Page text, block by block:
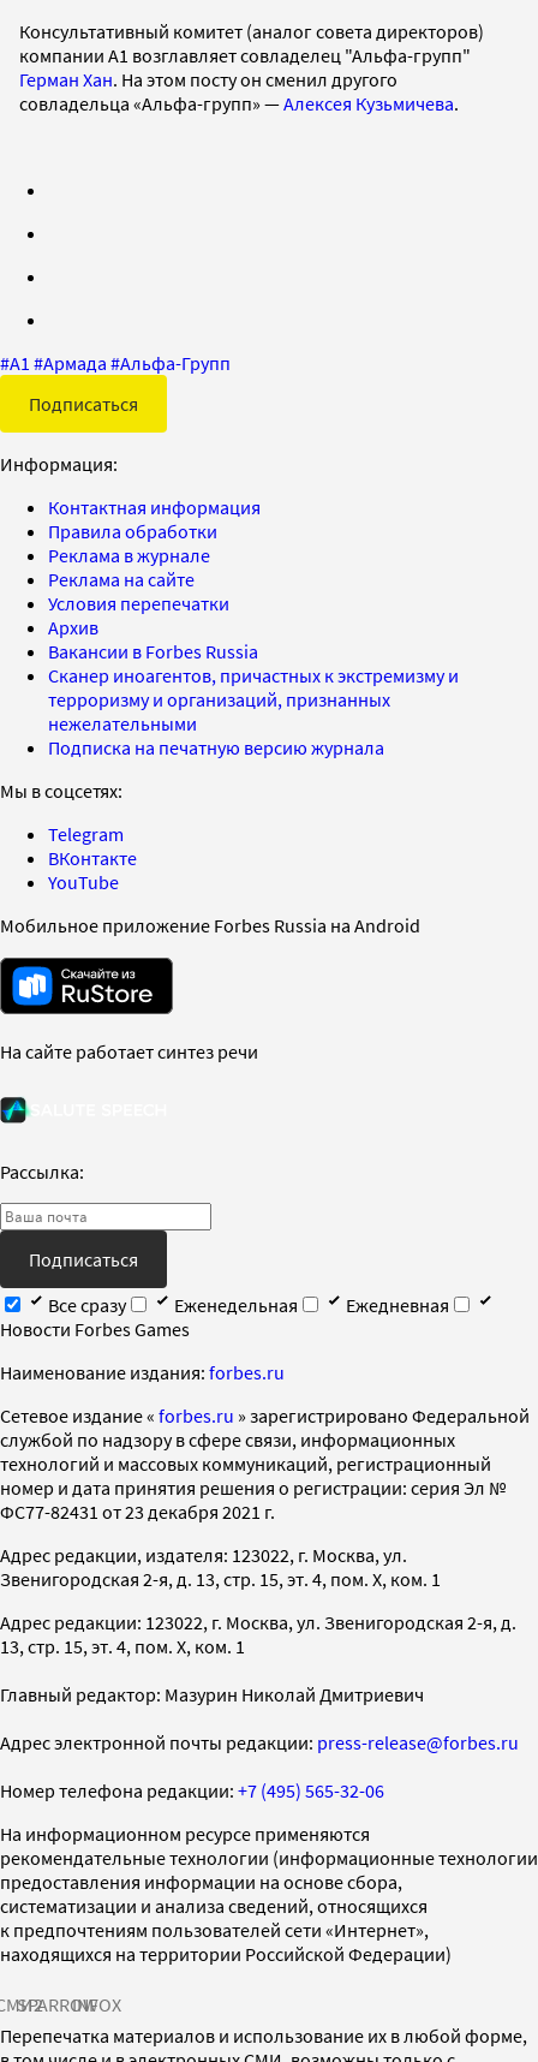
Консультативный комитет (аналог совета директоров)
компании А1 возглавляет совладелец "Альфа-групп"
Герман Хан. На этом посту он сменил другого
совладельца «Альфа-групп» —Алексея Кузьмичева.
#А1 #Армада #Альфа-Групп
Подписаться
Информация:
Контактная информация
Правила обработки
Реклама в журнале
Реклама на сайте
Условия перепечатки
Архив
Вакансии в Forbes Russia
Сканер иноагентов, причастных к экстремизму и
терроризму и организаций, признанных
нежелательными
Подписка на печатную версию журнала
Мы в соцсетях:
Telegram
ВКонтакте
YouTube
Мобильное приложение Forbes Russia на Android
На сайте работает синтез речи
Рассылка:
Подписаться
Все сразу
Еженедельная
Ежедневная
Новости Forbes Games
Наименование издания: forbes.ru
Cетевое издание « forbes.ru » зарегистрировано Федеральной
службой по надзору в сфере связи, информационных
технологий и массовых коммуникаций, регистрационный
номер и дата принятия решения о регистрации: серия Эл №
ФС77-82431 от 23 декабря 2021 г.
Адрес редакции, издателя: 123022, г. Москва, ул.
Звенигородская 2-я, д. 13, стр. 15, эт. 4, пом. X, ком. 1
Адрес редакции: 123022, г. Москва, ул. Звенигородская 2-я, д.
13, стр. 15, эт. 4, пом. X, ком. 1
Главный редактор: Мазурин Николай Дмитриевич
Адрес электронной почты редакции: press-release@forbes.ru
Номер телефона редакции: +7 (495) 565-32-06
На информационном ресурсе применяются
рекомендательные технологии (информационные технологии
предоставления информации на основе сбора,
систематизации и анализа сведений, относящихся
к предпочтениям пользователей сети «Интернет»,
находящихся на территории Российской Федерации)
SPARROWINFOX
Перепечатка материалов и использование их в любой форме,